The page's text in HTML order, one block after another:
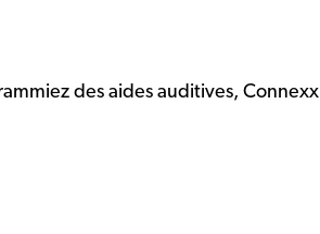
des aides auditives,